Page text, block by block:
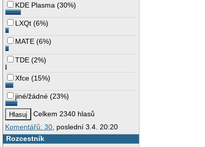
KDE Plasma (30%)
LXQt (6%)
MATE (6%)
TDE (2%)
Xfce (15%)
jiné/žádné (23%)
Celkem 2340 hlasů
Komentářů: 30 , poslední 3.4. 20:20
Rozcestník